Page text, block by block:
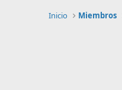
Inicio Miembros